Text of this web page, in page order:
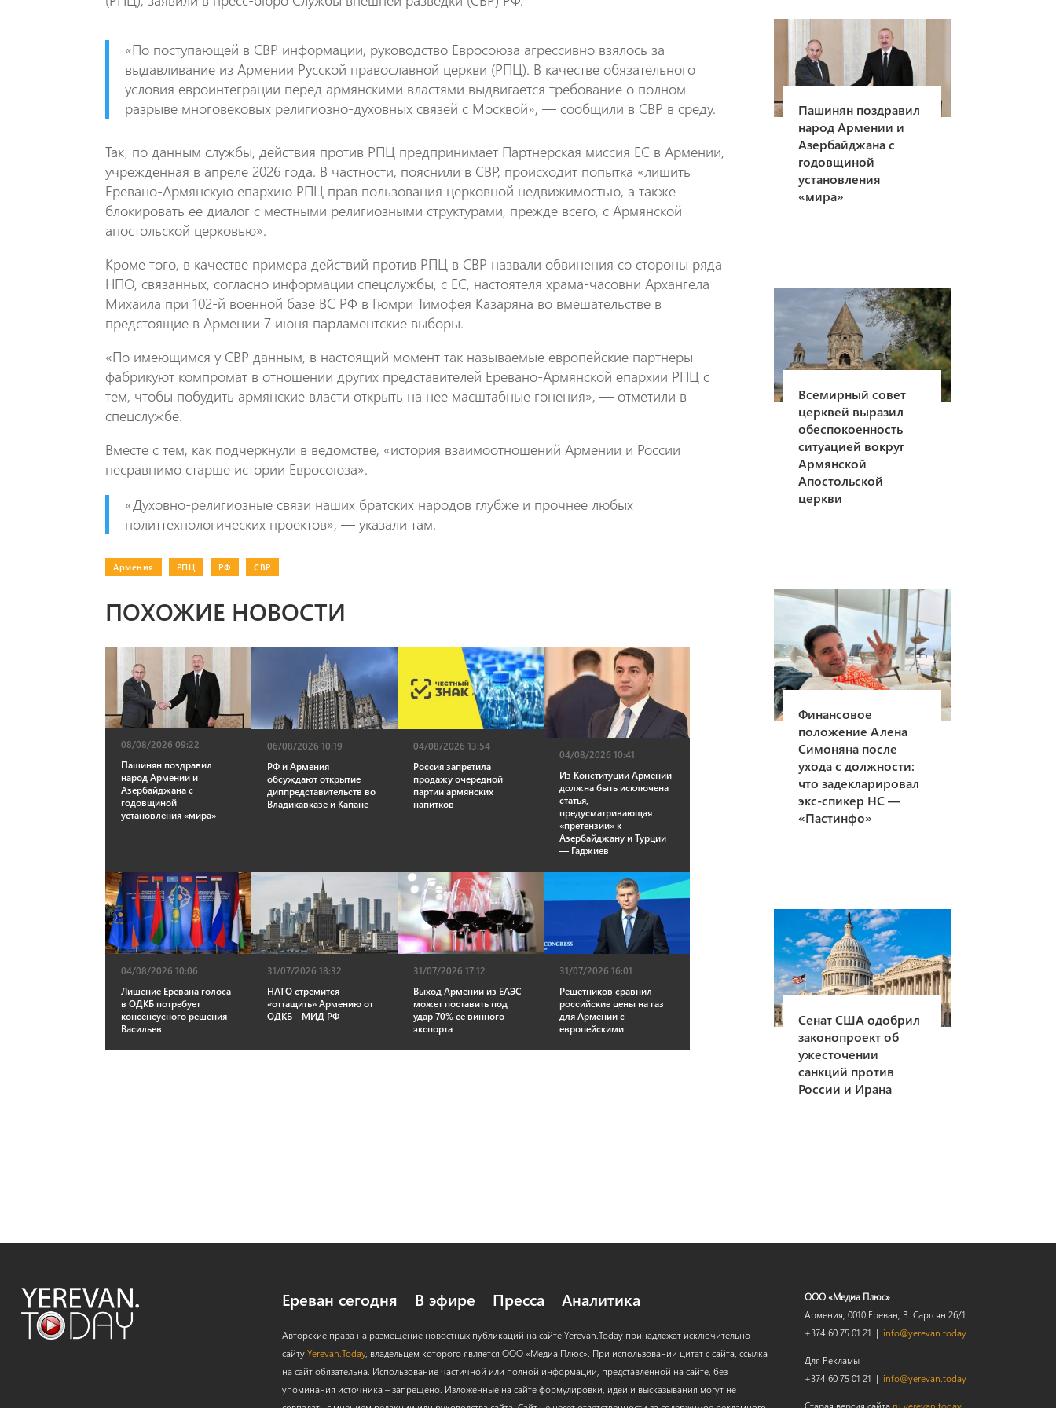
«По поступающей в СВР информации, руководство Евросоюза агрессивно взялось за
выдавливание из Армении Русской православной церкви (РПЦ). В качестве обязательного
условия евроинтеграции перед армянскими властями выдвигается требование о полном
разрыве многовековых религиозно-духовных связей с Москвой», — сообщили в СВР в среду.
Так, по данным службы, действия против РПЦ предпринимает Партнерская миссия ЕС в Армении,
учрежденная в апреле 2026 года. В частности, пояснили в СВР, происходит попытка «лишить
Еревано-Армянскую епархию РПЦ прав пользования церковной недвижимостью, а также
блокировать ее диалог с местными религиозными структурами, прежде всего, с Армянской
апостольской церковью».
Кроме того, в качестве примера действий против РПЦ в СВР назвали обвинения со стороны ряда
НПО, связанных, согласно информации спецслужбы, с ЕС, настоятеля храма-часовни Архангела
Михаила при 102-й военной базе ВС РФ в Гюмри Тимофея Казаряна во вмешательстве в
предстоящие в Армении 7 июня парламентские выборы.
«По имеющимся у СВР данным, в настоящий момент так называемые европейские партнеры
фабрикуют компромат в отношении других представителей Еревано-Армянской епархии РПЦ с
тем, чтобы побудить армянские власти открыть на нее масштабные гонения», — отметили в
спецслужбе.
Вместе с тем, как подчеркнули в ведомстве, «история взаимоотношений Армении и России
несравнимо старше истории Евросоюза».
«Духовно-религиозные связи наших братских народов глубже и прочнее любых
политтехнологических проектов», — указали там.
Армения РПЦ РФ СВР
ПОХОЖИЕ НОВОСТИ
08/08/2026 09:22
Пашинян поздравил
народ Армении и
Азербайджана с
годовщиной
установления «мира»
06/08/2026 10:19
РФ и Армения
обсуждают открытие
диппредставительств во
Владикавказе и Капане
04/08/2026 13:54
Россия запретила
продажу очередной
партии армянских
напитков
04/08/2026 10:41
Из Конституции Армении
должна быть исключена
статья,
предусматривающая
«претензии» к
Азербайджану и Турции
— Гаджиев
04/08/2026 10:06
Лишение Еревана голоса
в ОДКБ потребует
консенсусного решения –
Васильев
31/07/2026 18:32
НАТО стремится
«оттащить» Армению от
ОДКБ – МИД РФ
31/07/2026 17:12
Выход Армении из ЕАЭС
может поставить под
удар 70% ее винного
экспорта
31/07/2026 16:01
Решетников сравнил
российские цены на газ
для Армении с
европейскими
Пашинян поздравил
народ Армении и
Азербайджана с
годовщиной
установления
«мира»
Всемирный совет
церквей выразил
обеспокоенность
ситуацией вокруг
Армянской
Апостольской
церкви
Финансовое
положение Алена
Симоняна после
ухода с должности:
что задекларировал
экс-спикер НС —
«Пастинфо»
Сенат США одобрил
законопроект об
ужесточении
санкций против
России и Ирана
Ереван сегодня В эфире Пресса Аналитика
Авторские права на размещение новостных публикаций на сайте Yerevan.Today принадлежат исключительно
сайтуYerevan.Today, владельцем которого является ООО «Медиа Плюс». При использовании цитат с сайта, ссылка
на сайт обязательна. Использование частичной или полной информации, представленной на сайте, без
упоминания источника – запрещено. Изложенные на сайте формулировки, идеи и высказывания могут не
ООО «Медиа Плюс»
Армения, 0010 Ереван, В. Саргсян 26/1
+374 60 75 01 21 | info@yerevan.today
Для Рекламы
+374 60 75 01 21 | info@yerevan.today